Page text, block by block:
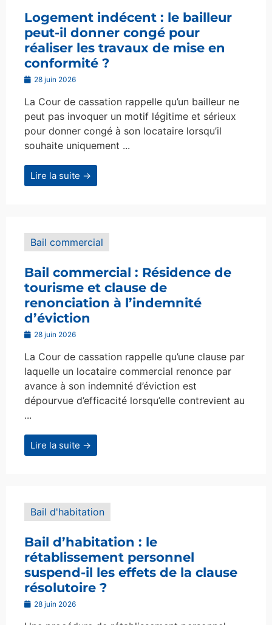
Logement indécent : le bailleur
peut-il donner congé pour
réaliser les travaux de mise en
conformité ?
28 juin 2026
La Cour de cassation rappelle qu’un bailleur ne
peut pas invoquer un motif légitime et sérieux
pour donner congé à son locataire lorsqu’il
souhaite uniquement ...
Lire la suite →
Bail commercial
Bail commercial : Résidence de
tourisme et clause de
renonciation à l’indemnité
d’éviction
28 juin 2026
La Cour de cassation rappelle qu’une clause par
laquelle un locataire commercial renonce par
avance à son indemnité d’éviction est
dépourvue d’efficacité lorsqu’elle contrevient au
...
Lire la suite →
Bail d'habitation
Bail d’habitation : le
rétablissement personnel
suspend-il les effets de la clause
résolutoire ?
28 juin 2026